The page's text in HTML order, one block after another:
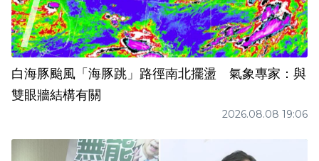
白海豚颱風「海豚跳」路徑南北擺盪 氣象專家：與
雙眼牆結構有關
2026.08.08 19:06